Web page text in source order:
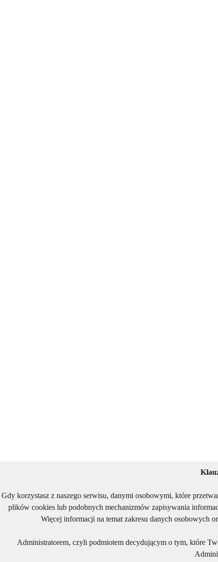
Gdy korzystasz z naszego serwisu, danymi osobowymi, które
plików cookies lub podobnych mechanizmów zapisywania
Więcej informacji na temat zakresu danych osobowych
Administratorem, czyli podmiotem decydującym o tym, które